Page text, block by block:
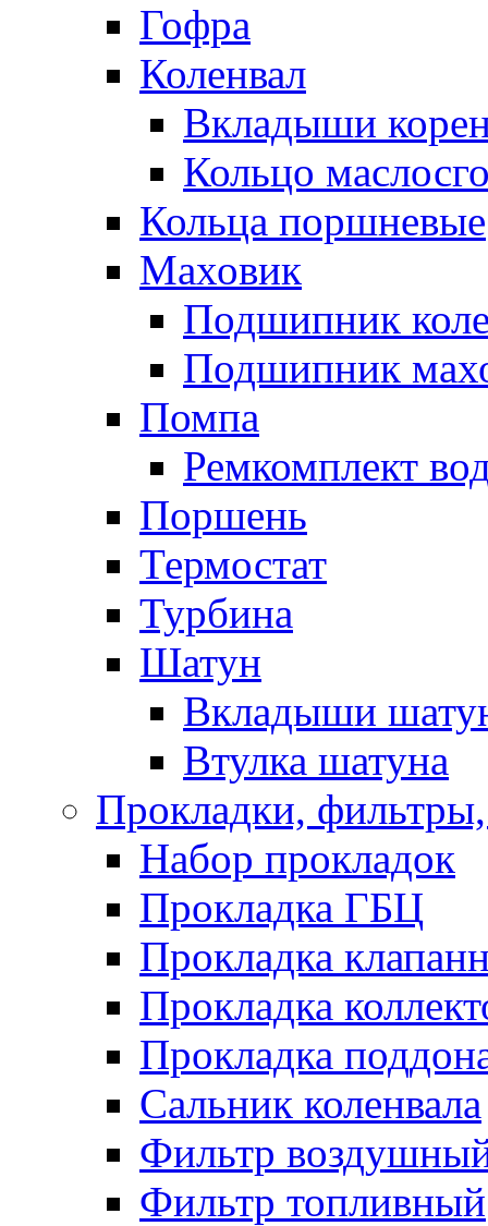
Гофра
Коленвал
Вкладыши
Кольцо
Кольца поршневые
Маховик
Подшипник
Подшипник
Помпа
Ремкомплект
Поршень
Термостат
Турбина
Шатун
Вкладыши
Втулка шатуна
Прокладки,
Набор прокладок
Прокладка ГБЦ
Прокладка
Прокладка
Прокладка
Сальник коленвала
Фильтр
Фильтр топливный